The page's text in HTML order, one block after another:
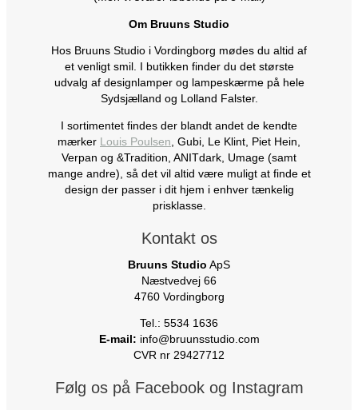
Om Bruuns Studio
Hos Bruuns Studio i Vordingborg mødes du altid af
et venligt smil. I butikken finder du det største
udvalg af designlamper og lampeskærme på hele
Sydsjælland og Lolland Falster.
I sortimentet findes der blandt andet de kendte
mærker
Louis Poulsen , Gubi, Le Klint, Piet Hein,
Verpan og &Tradition, ANITdark, Umage (samt
mange andre), så det vil altid være muligt at finde et
design der passer i dit hjem i enhver tænkelig
prisklasse.
Kontakt os
Bruuns Studio ApS
Næstvedvej 66
4760 Vordingborg
Tel.: 5534 1636
E-mail: info@bruunsstudio.com
CVR nr 29427712
Følg os på Facebook og Instagram